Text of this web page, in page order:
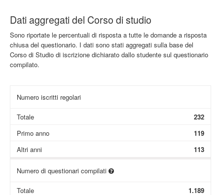
Dati aggregati del Corso di studio
Sono riportate le percentuali di risposta a tutte le domande a risposta
chiusa del questionario. I dati sono stati aggregati sulla base del
Corso di Studio di iscrizione dichiarato dallo studente sul questionario
compilato.
Numero iscritti regolari
Totale
232
Primo anno
119
Altri anni
113
Numero di questionari compilati
Totale
1.189